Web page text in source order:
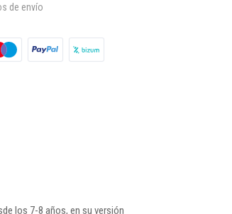
de envío
los 7-8 años, en su versión